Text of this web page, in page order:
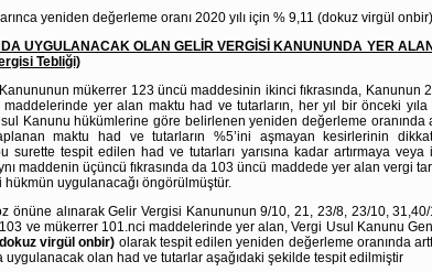
yeniden değerleme oranı 2020 yılı için % 9,11 (dokuz virgül
UYGULANACAK OLAN GELİR VERGİSİ KANUNUNDA YER
Tebliği)
mükerrer 123 üncü maddesinin ikinci fıkrasında, Kanunun
maddelerinde yer alan maktu had ve tutarların, her yıl bir önceki
Kanunu hükümlerine göre belirlenen yeniden değerleme oranında
maktu had ve tutarların %5’ini aşmayan kesirlerinin
surette tespit edilen had ve tutarları yarısına kadar artırmaya
maddenin üçüncü fıkrasında da 103 üncü maddede yer alan vergi
hükmün uygulanacağı öngörülmüştür.
önüne alınarak Gelir Vergisi Kanununun 9/10, 21, 23/8, 23/10,
ve mükerrer 101.nci maddelerinde yer alan, Vergi Usul Kanunu
virgül onbir) olarak tespit edilen yeniden değerleme oranında
uygulanacak olan had ve tutarlar aşağıdaki şekilde tespit edilmiştir